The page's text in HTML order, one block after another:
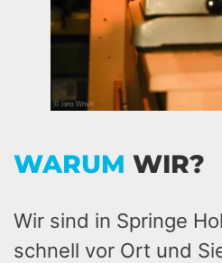
WARUM WIR?
Wir sind in Springe
schnell vor Ort und